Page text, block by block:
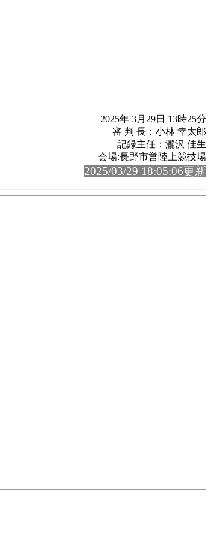
2025年 3月29日 13時25分
審 判 長：小林 幸太郎
記録主任：瀧沢 佳生
会場:長野市営陸上競技場
2025/03/29 18:05:06更新